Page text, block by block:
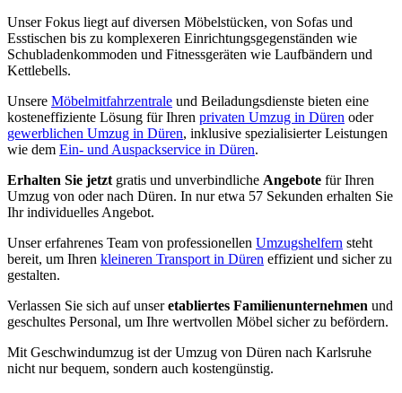
Unser Fokus liegt auf diversen Möbelstücken, von Sofas und
Esstischen bis zu komplexeren Einrichtungsgegenständen wie
Schubladenkommoden und Fitnessgeräten wie Laufbändern und
Kettlebells.
Unsere Möbelmitfahrzentrale und Beiladungsdienste bieten eine
kosteneffiziente Lösung für Ihren privaten Umzug in Düren oder
gewerblichen Umzug in Düren, inklusive spezialisierter Leistungen
wie dem Ein- und Auspackservice in Düren.
Erhalten Sie jetzt gratis und unverbindliche Angebote für Ihren
Umzug von oder nach Düren. In nur etwa 57 Sekunden erhalten Sie
Ihr individuelles Angebot.
Unser erfahrenes Team von professionellen Umzugshelfern steht
bereit, um Ihren kleineren Transport in Düren effizient und sicher zu
gestalten.
Verlassen Sie sich auf unseretabliertes Familienunternehmen und
geschultes Personal, um Ihre wertvollen Möbel sicher zu befördern.
Mit Geschwindumzug ist der Umzug von Düren nach Karlsruhe
nicht nur bequem, sondern auch kostengünstig.